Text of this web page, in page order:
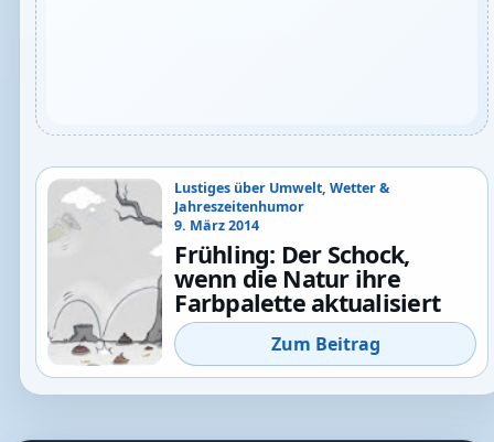
Lustiges über Umwelt, Wetter &
Jahreszeitenhumor
9. März 2014
Frühling: Der Schock,
wenn die Natur ihre
Farbpalette aktualisiert
Zum Beitrag